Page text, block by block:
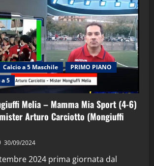
Calcio a 5 Maschile
PRIMO PIANO
5
Melia – Mamma Mia Sport (4-6)
Arturo Carciotto (Mongiuffi
30/09/2024
2024 prima giornata dal
“SportEmpire” in Podcast: 29^ Puntata
(Martedi 28 Aprile 2026)